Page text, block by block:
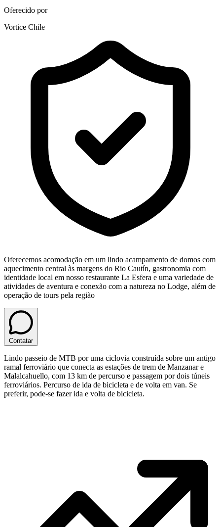
Oferecido por
Vortice Chile
Oferecemos acomodação em um lindo acampamento de domos com
aquecimento central às margens do Rio Cautín, gastronomia com
identidade local em nosso restaurante La Esfera e uma variedade de
atividades de aventura e conexão com a natureza no Lodge, além de
operação de tours pela região
Contatar
Lindo passeio de MTB por uma ciclovia construída sobre um antigo
ramal ferroviário que conecta as estações de trem de Manzanar e
Malalcahuello, com 13 km de percurso e passagem por dois túneis
ferroviários. Percurso de ida de bicicleta e de volta em van. Se
preferir, pode-se fazer ida e volta de bicicleta.